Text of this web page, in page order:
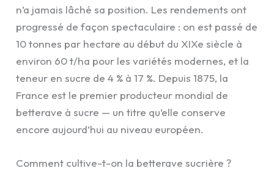
n’a jamais lâché sa position. Les rendements ont
progressé de façon spectaculaire : on est passé de
10 tonnes par hectare au début du XIXe siècle à
environ 60 t/ha pour les variétés modernes, et la
teneur en sucre de 4 % à 17 %. Depuis 1875, la
France est le premier producteur mondial de
betterave à sucre — un titre qu’elle conserve
encore aujourd’hui au niveau européen.
Comment cultive-t-on la betterave sucrière ?